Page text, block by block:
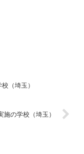
（埼玉）
の学校（埼玉）